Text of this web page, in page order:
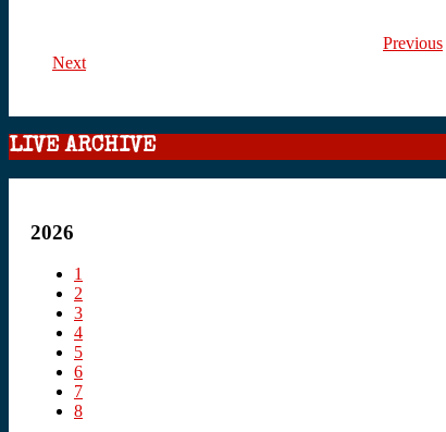
Previous
Next
LIVE ARCHIVE
2026
1
2
3
4
5
6
7
8